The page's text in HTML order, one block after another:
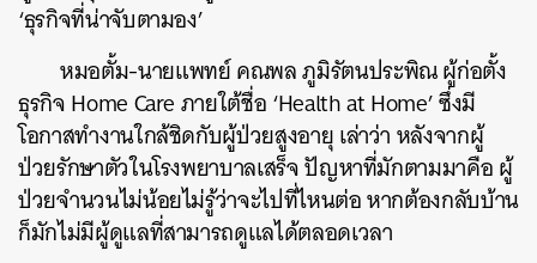
‘ธุรกิจที่น่าจับตามอง’
หมอตั้ม-นายแพทย์ คณพล ภูมิรัตนประพิณ ผู้ก่อตั้ง
ธุรกิจ Home Care ภายใต้ชื่อ ‘Health at Home’ ซึ่งมี
โอกาสทำงานใกล้ชิดกับผู้ป่วยสูงอายุ เล่าว่า หลังจากผู้
ป่วยรักษาตัวในโรงพยาบาลเสร็จ ปัญหาที่มักตามมาคือ ผู้
ป่วยจำนวนไม่น้อยไม่รู้ว่าจะไปที่ไหนต่อ หากต้องกลับบ้าน
ก็มักไม่มีผู้ดูแลที่สามารถดูแลได้ตลอดเวลา